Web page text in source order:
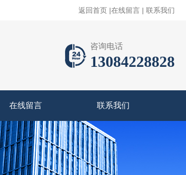
返回首页 |在线留言 | 联系我们
咨询电话
13084228828
在线留言 联系我们